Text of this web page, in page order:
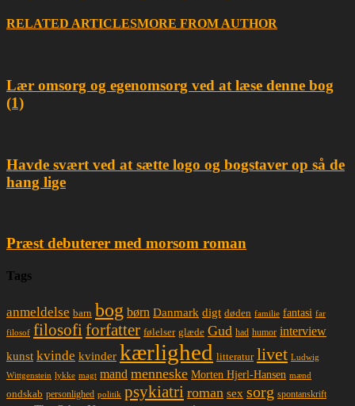
RELATED ARTICLESMORE FROM AUTHOR
Lær omsorg og egenomsorg ved at læse denne bog
(1)
Havde svært ved at sætte logo og bogstaver op så de
hang lige
Præst debuterer med morsom roman
Tags
anmeldelse barn bog børn Danmark digt døden familie fantasi far
filosof filosofiforfatter følelser glæde Gud had humor interview
kunst kvinde kvinder kærlighed litteratur livet Ludwig
Wittgenstein lykke magt mand menneske Morten Hjerl-Hansen mænd
ondskab personlighed politik psykiatri roman sex sorg spontanskrift